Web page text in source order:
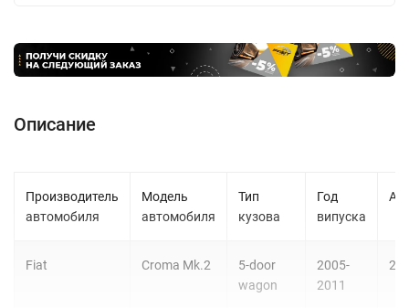
Описание
Производитель
автомобиля
Модель
автомобиля
Тип
кузова
Год
випуска
Fiat Croma Mk.2
5-door
wagon
2005-
2011